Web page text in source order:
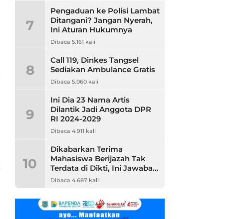
7
Pengaduan ke Polisi Lambat
Ditangani? Jangan Nyerah,
Ini Aturan Hukumnya
Dibaca 5.161 kali
8
Call 119, Dinkes Tangsel
Sediakan Ambulance Gratis
Dibaca 5.060 kali
9
Ini Dia 23 Nama Artis
Dilantik Jadi Anggota DPR
RI 2024-2029
Dibaca 4.911 kali
10
Dikabarkan Terima
Mahasiswa Berijazah Tak
Terdata di Dikti, Ini Jawaban
Unpam
Dibaca 4.687 kali